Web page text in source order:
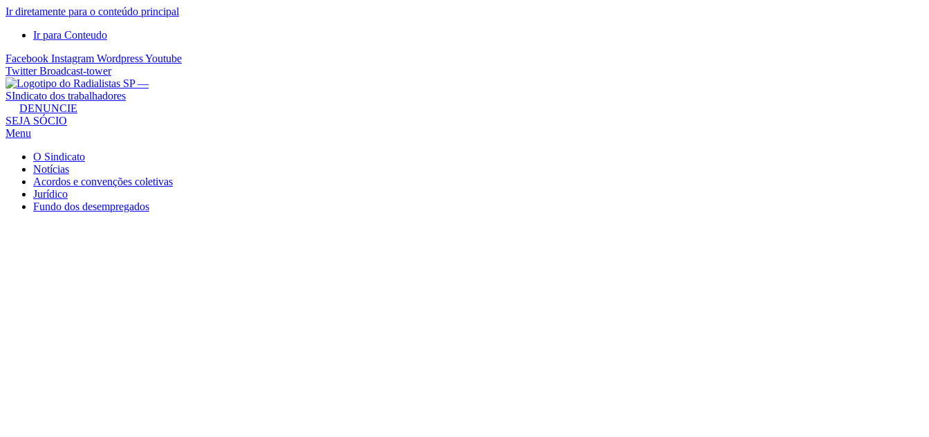
Ir diretamente para o conteúdo principal
Ir para Conteudo
Facebook Instagram WordpressYoutube
Twitter Broadcast-tower
Sindicato
dos
Radialistas
São
Paulo
Sindicato
DENUNCIE
SEJA SÓCIO
Menu
O Sindicato
Notícias
Acordos e convenções coletivas
Jurídico
Fundo dos desempregados